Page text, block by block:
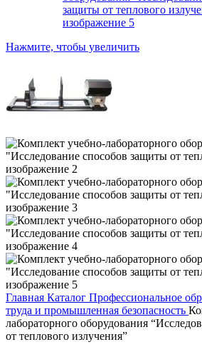
Нажмите, чтобы увеличить
Главная Каталог Профессиональное
труда и промышленная безопасность
лабораторного оборудования
от теплового излучения”